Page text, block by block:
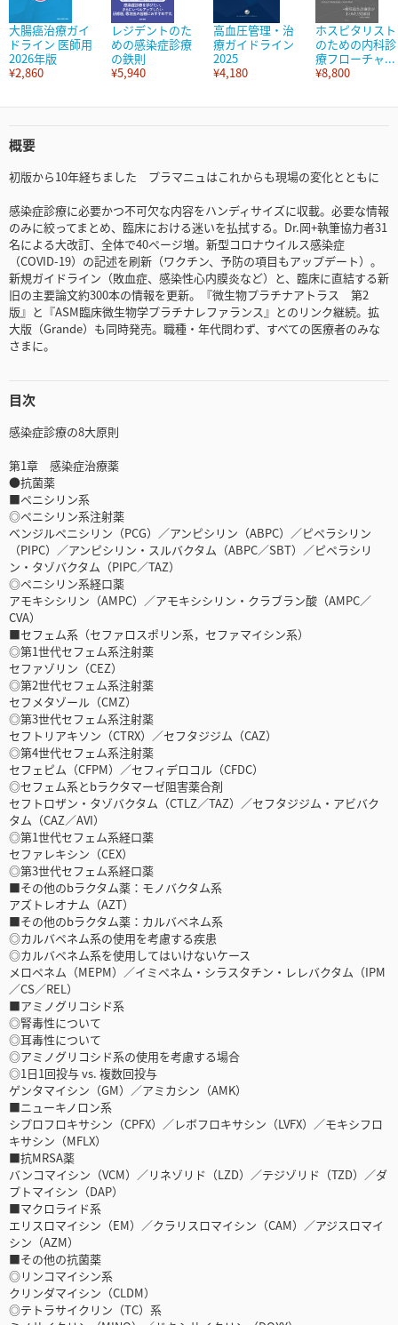
大腸癌治療ガイ
ドライン 医師用
2026年版
¥2,860
レジデントのた
めの感染症診療
の鉄則
¥5,940
高血圧管理・治
療ガイドライン
2025
¥4,180
ホスピタリスト
のための内科診
療フローチャ...
¥8,800
概要
初版から10年経ちました プラマニュはこれからも現場の変化とともに
感染症診療に必要かつ不可欠な内容をハンディサイズに収載。必要な情報
のみに絞ってまとめ、臨床における迷いを払拭する。Dr.岡+執筆協力者31
名による大改訂、全体で40ページ増。新型コロナウイルス感染症
（COVID-19）の記述を刷新（ワクチン、予防の項目もアップデート）。
新規ガイドライン（敗血症、感染性心内膜炎など）と、臨床に直結する新
旧の主要論文約300本の情報を更新。『微生物プラチナアトラス 第2
版』と『ASM臨床微生物学プラチナレファランス』とのリンク継続。拡
大版（Grande）も同時発売。職種・年代問わず、すべての医療者のみな
さまに。
目次
感染症診療の8大原則
第1章 感染症治療薬
●抗菌薬
■ペニシリン系
◎ペニシリン系注射薬
ベンジルペニシリン（PCG）／アンピシリン（ABPC）／ピペラシリン
（PIPC）／アンピシリン・スルバクタム（ABPC／SBT）／ピペラシリ
ン・タゾバクタム（PIPC／TAZ）
◎ペニシリン系経口薬
アモキシシリン（AMPC）／アモキシシリン・クラブラン酸（AMPC／
CVA）
■セフェム系（セファロスポリン系，セファマイシン系）
◎第1世代セフェム系注射薬
セファゾリン（CEZ）
◎第2世代セフェム系注射薬
セフメタゾール（CMZ）
◎第3世代セフェム系注射薬
セフトリアキソン（CTRX）／セフタジジム（CAZ）
◎第4世代セフェム系注射薬
セフェピム（CFPM）／セフィデロコル（CFDC）
◎セフェム系とbラクタマーゼ阻害薬合剤
セフトロザン・タゾバクタム（CTLZ／TAZ）／セフタジジム・アビバク
タム（CAZ／AVI）
◎第1世代セフェム系経口薬
セファレキシン（CEX）
◎第3世代セフェム系経口薬
■その他のbラクタム薬：モノバクタム系
アズトレオナム（AZT）
■その他のbラクタム薬：カルバペネム系
◎カルバペネム系の使用を考慮する疾患
◎カルバペネム系を使用してはいけないケース
メロペネム（MEPM）／イミペネム・シラスタチン・レレバクタム（IPM
／CS／REL）
■アミノグリコシド系
◎腎毒性について
◎耳毒性について
◎アミノグリコシド系の使用を考慮する場合
◎1日1回投与 vs. 複数回投与
ゲンタマイシン（GM）／アミカシン（AMK）
■ニューキノロン系
シプロフロキサシン（CPFX）／レボフロキサシン（LVFX）／モキシフロ
キサシン（MFLX）
■抗MRSA薬
バンコマイシン（VCM）／リネゾリド（LZD）／テジゾリド（TZD）／ダ
プトマイシン（DAP）
■マクロライド系
エリスロマイシン（EM）／クラリスロマイシン（CAM）／アジスロマイ
シン（AZM）
■その他の抗菌薬
◎リンコマイシン系
クリンダマイシン（CLDM）
◎テトラサイクリン（TC）系